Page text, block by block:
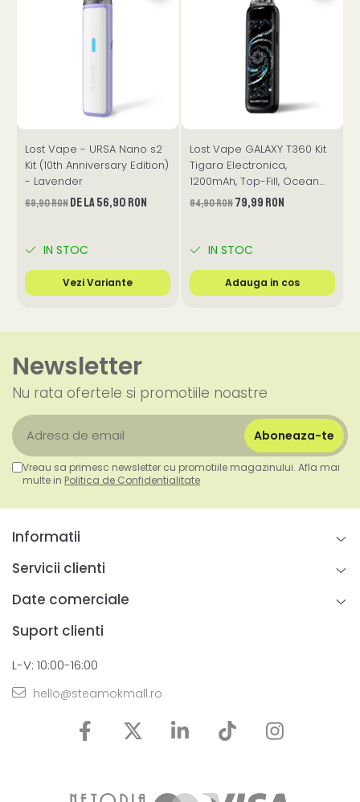
Lost Vape - URSA Nano s2
Kit (10th Anniversary Edition)
- Lavender
69,90 RONde la 56,90 RON
IN STOC
Vezi Variante
Lost Vape GALAXY T360 Kit
Tigara Electronica,
1200mAh, Top-Fill, Ocean
Galaxy
84,90 RON79,99 RON
IN STOC
Adauga in cos
Newsletter
Nu rata ofertele si promotiile noastre
Vreau sa primesc newsletter cu promotiile magazinului. Afla mai
multe in Politica de Confidentialitate
Informatii
Servicii clienti
Date comerciale
Suport clienti
L-V: 10:00-16:00
hello@steamokmall.ro